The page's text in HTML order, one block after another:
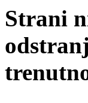
Strani